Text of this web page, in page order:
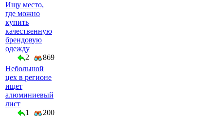
Ищу место,
где можно
купить
качественную
брендовую
одежду
2
869
Небольшой
цех в регионе
ищет
алюминиевый
лист
1
200